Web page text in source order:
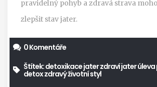
pravidelný pohyb a zdravá strava
zlepšit stav jater.
0 Komentáře
Štítek:detoxikace jaterzdraví jater
detoxzdravý životní styl